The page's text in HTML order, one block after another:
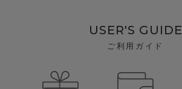
USER'S GUIDE
ご利用ガイド